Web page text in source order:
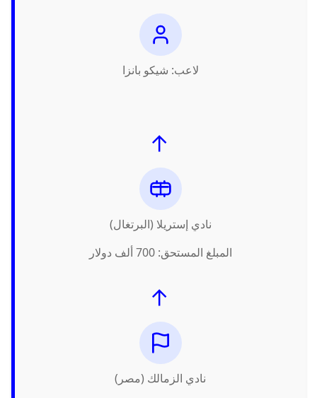
لاعب: شيكو بانزا
←
نادي إستريلا (البرتغال)
المبلغ المستحق: 700 ألف دولار
←
نادي الزمالك (مصر)